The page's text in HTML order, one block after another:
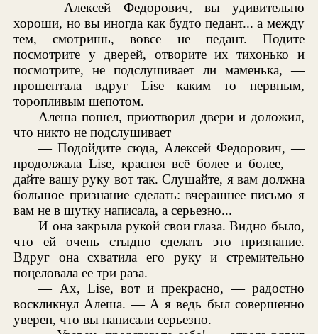
— Алексей Федорович, вы удивительно
хороши, но вы иногда как будто педант... а между
тем, смотришь, вовсе не педант. Подите
посмотрите у дверей, отворите их тихонько и
посмотрите, не подслушивает ли маменька, —
прошептала вдруг Lise каким то нервным,
торопливым шепотом.
Алеша пошел, приотворил двери и доложил,
что никто не подслушивает
— Подойдите сюда, Алексей Федорович, —
продолжала Lise, краснея всё более и более, —
дайте вашу руку вот так. Слушайте, я вам должна
большое признание сделать: вчерашнее письмо я
вам не в шутку написала, а серьезно...
И она закрыла рукой свои глаза. Видно было,
что ей очень стыдно сделать это признание.
Вдруг она схватила его руку и стремительно
поцеловала ее три раза.
— Ах, Lise, вот и прекрасно, — радостно
воскликнул Алеша. — А я ведь был совершенно
уверен, что вы написали серьезно.